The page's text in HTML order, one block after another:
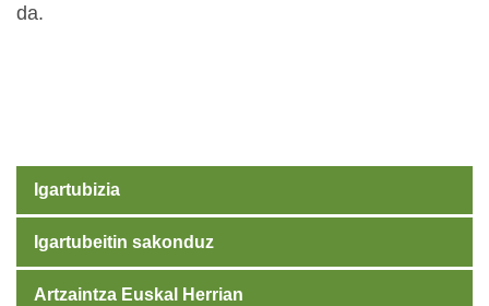
da.
Igartubizia
Igartubeitin sakonduz
Artzaintza Euskal Herrian